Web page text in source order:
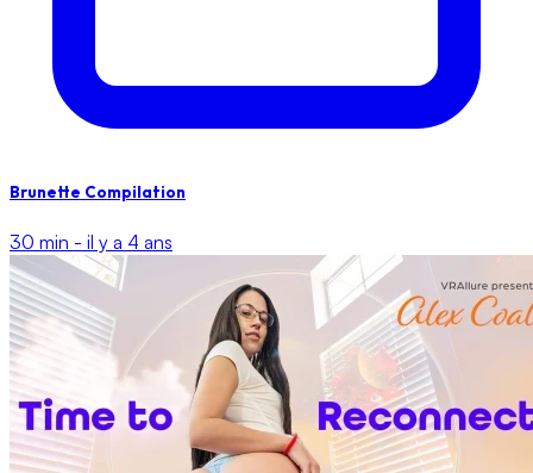
Brunette Compilation
30 min - il y a 4 ans